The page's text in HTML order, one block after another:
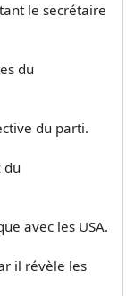
le secrétaire
du
du parti.
du
avec les USA.
il révèle les